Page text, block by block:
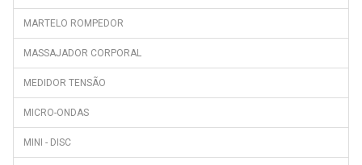
MARTELO ROMPEDOR
MASSAJADOR CORPORAL
MEDIDOR TENSÃO
MICRO-ONDAS
MINI - DISC